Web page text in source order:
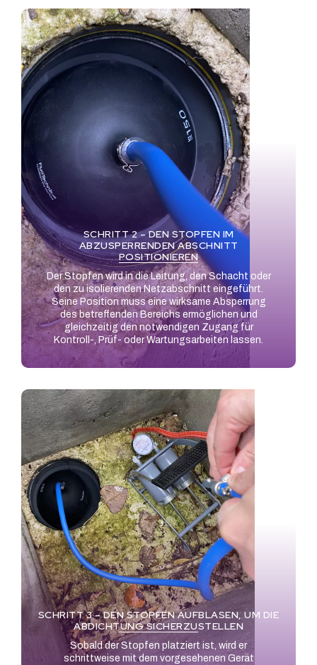
SCHRITT 2 – DEN STOPFEN IM
ABZUSPERRENDEN ABSCHNITT
POSITIONIEREN
Der Stopfen wird in die Leitung, den Schacht oder
den zu isolierenden Netzabschnitt eingeführt.
Seine Position muss eine wirksame Absperrung
des betreffenden Bereichs ermöglichen und
gleichzeitig den notwendigen Zugang für
Kontroll-, Prüf- oder Wartungsarbeiten lassen.
SCHRITT 3 – DEN STOPFEN AUFBLASEN, UM DIE
ABDICHTUNG SICHERZUSTELLEN
Sobald der Stopfen platziert ist, wird er
schrittweise mit dem vorgesehenen Gerät